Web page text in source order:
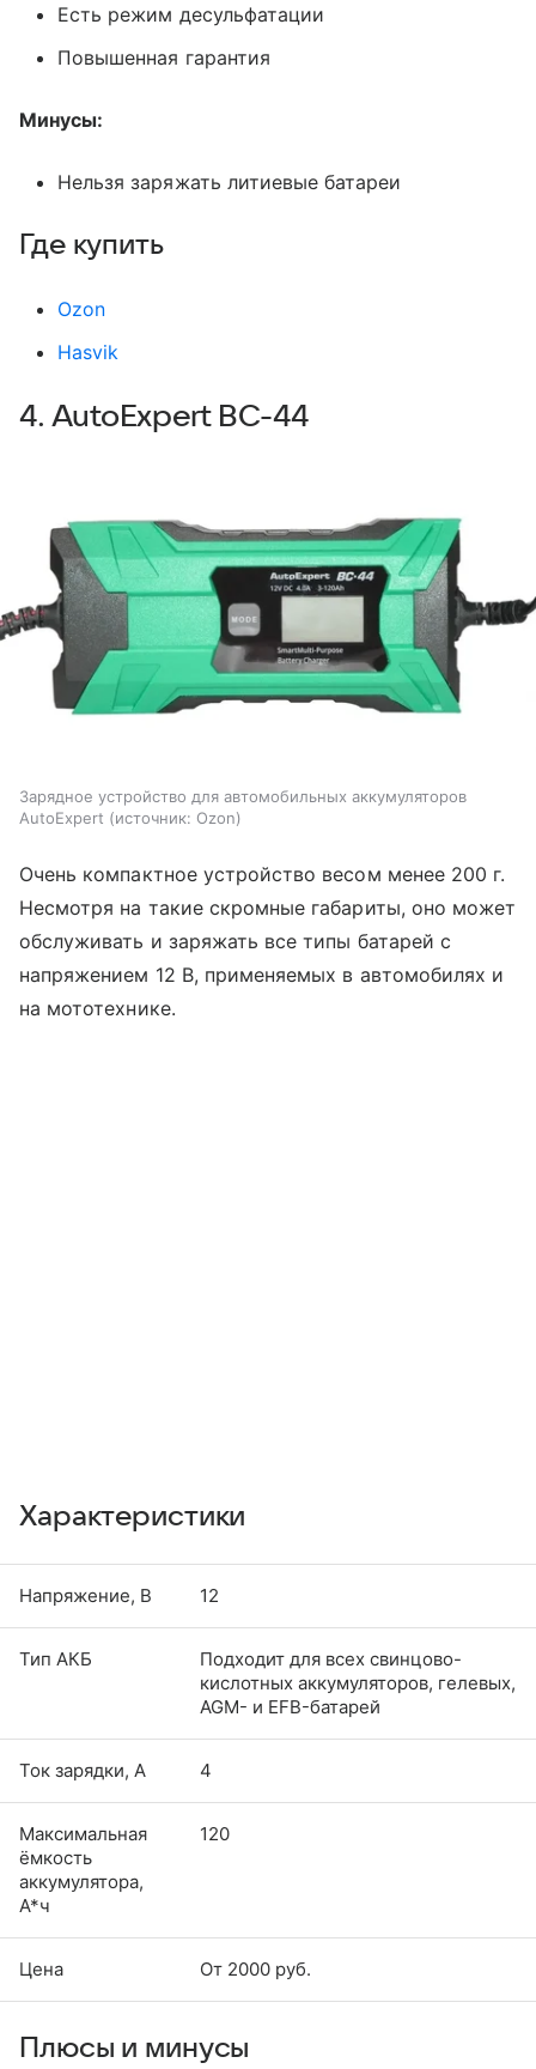
Есть режим десульфатации
Повышенная гарантия
Минусы:
Нельзя заряжать литиевые батареи
Где купить
Оzon
Нasvik
4. AutoExpert BC-44
Зарядное устройство для автомобильных аккумуляторов
AutoExpert
источник: Ozon
Очень компактное устройство весом менее 200 г.
Несмотря на такие скромные габариты, оно может
обслуживать и заряжать все типы батарей с
напряжением 12 В, применяемых в автомобилях и
на мототехнике.
Характеристики
Напряжение, В 12
Тип АКБ
Подходит для всех свинцово-
кислотных аккумуляторов, гелевых,
AGM- и EFB-батарей
Ток зарядки, А 4
Максимальная
ёмкость
аккумулятора,
А*ч
120
Цена От 2000 руб.
Плюсы и минусы